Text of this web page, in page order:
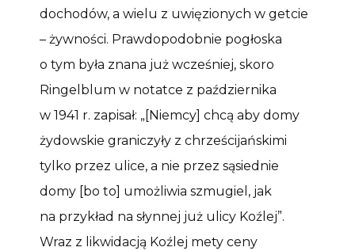
dochodów, a wielu z uwięzionych w getcie
– żywności. Prawdopodobnie pogłoska
o tym była znana już wcześniej, skoro
Ringelblum w notatce z października
w 1941 r. zapisał: „[Niemcy] chcą aby domy
żydowskie graniczyły z chrześcijańskimi
tylko przez ulice, a nie przez sąsiednie
domy [bo to] umożliwia szmugiel, jak
na przykład na słynnej już ulicy Koźlej”.
Wraz z likwidacją Koźlej mety ceny